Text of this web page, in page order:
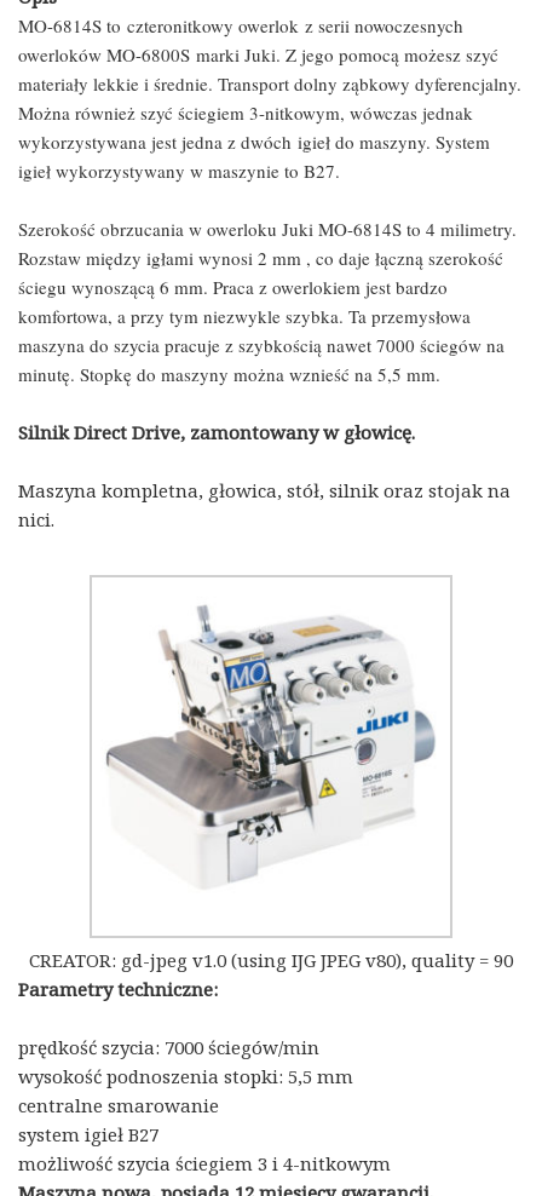
MO-6814S to czteronitkowy owerlok z serii nowoczesnych
owerloków MO-6800S marki Juki. Z jego pomocą możesz szyć
materiały lekkie i średnie. Transport dolny ząbkowy dyferencjalny.
Można również szyć ściegiem 3-nitkowym, wówczas jednak
wykorzystywana jest jedna z dwóch igieł do maszyny. System
igieł wykorzystywany w maszynie to B27.
Szerokość obrzucania w owerloku Juki MO-6814S to 4 milimetry.
Rozstaw między igłami wynosi 2 mm , co daje łączną szerokość
ściegu wynoszącą 6 mm. Praca z owerlokiem jest bardzo
komfortowa, a przy tym niezwykle szybka. Ta przemysłowa
maszyna do szycia pracuje z szybkością nawet 7000 ściegów na
minutę. Stopkę do maszyny można wznieść na 5,5 mm.
Silnik Direct Drive, zamontowany w głowicę.
Maszyna kompletna, głowica, stół, silnik oraz stojak na
nici.
CREATOR: gd-jpeg v1.0 (using IJG JPEG v80), quality = 90
Parametry techniczne:
prędkość szycia: 7000 ściegów/min
wysokość podnoszenia stopki: 5,5 mm
centralne smarowanie
system igieł B27
możliwość szycia ściegiem 3 i 4-nitkowym